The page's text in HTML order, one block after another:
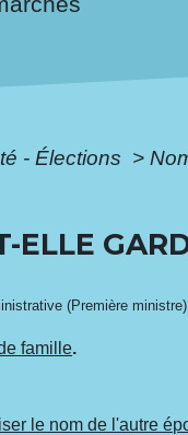
- Élections >
ELLE
(Première ministre)
famille.
le nom de l'autre